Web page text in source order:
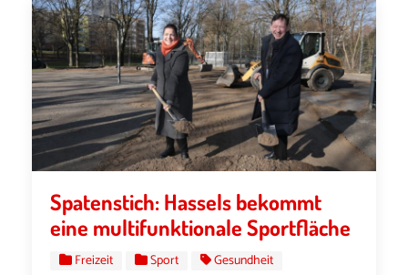
Spatenstich: Hassels bekommt
eine multifunktionale Sportfläche
Freizeit Sport
Gesundheit